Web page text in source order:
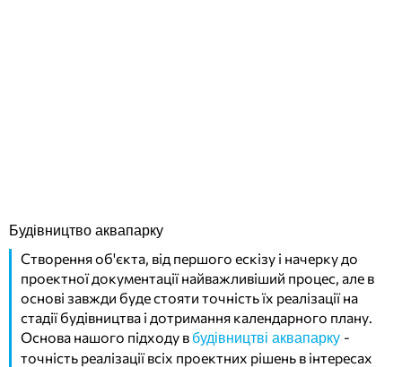
Будівництво аквапарку
Створення об'єкта, від першого ескізу і начерку до
проектної документації найважливіший процес, але в
основі завжди буде стояти точність їх реалізації на
стадії будівництва і дотримання календарного плану.
Основа нашого підходу в будівництві аквапарку -
точність реалізації всіх проектних рішень в інтересах